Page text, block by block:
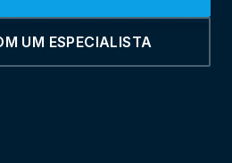
UM ESPECIALISTA